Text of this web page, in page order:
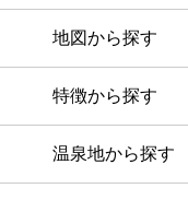
地図から探す
特徴から探す
温泉地から探す